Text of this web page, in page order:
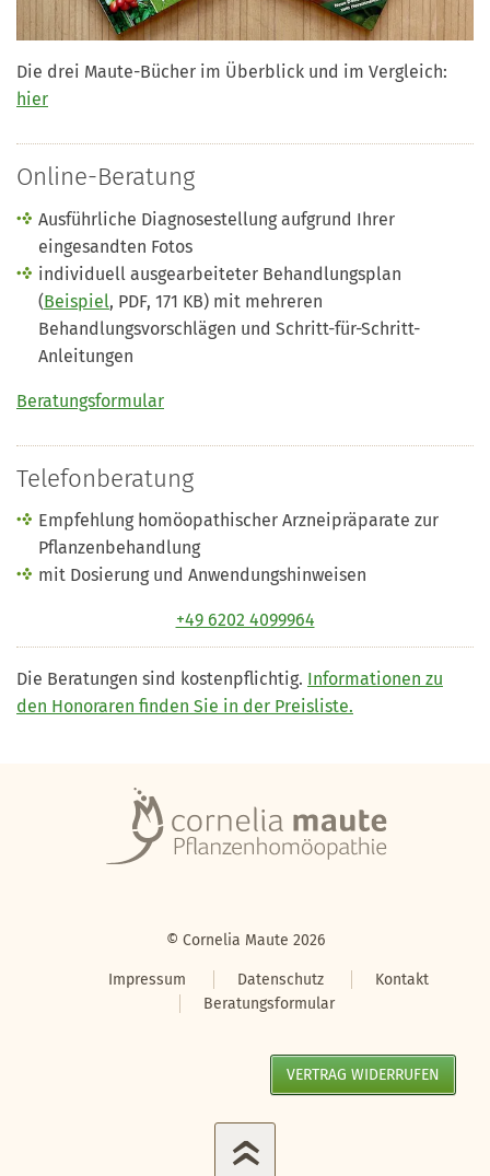
Die drei Maute-Bücher im Überblick und im Vergleich:
hier
Online-Beratung
Ausführliche Diagnosestellung aufgrund Ihrer
eingesandten Fotos
individuell ausgearbeiteter Behandlungsplan
(Beispiel, PDF, 171 KB) mit mehreren
Behandlungsvorschlägen und Schritt-für-Schritt-
Anleitungen
Beratungsformular
Telefonberatung
Empfehlung homöopathischer Arzneipräparate zur
Pflanzenbehandlung
mit Dosierung und Anwendungshinweisen
+49 6202 4099964
Die Beratungen sind kostenpflichtig. Informationen zu
den Honoraren finden Sie in der Preisliste.
© Cornelia Maute 2026
Impressum Datenschutz
Kontakt
Beratungsformular
VERTRAG WIDERRUFEN